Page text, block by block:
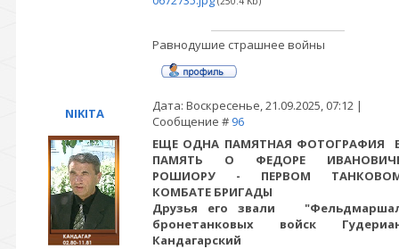
Равнодушие страшнее войны
NIKITA
Дата: Воскресенье, 21.09.2025, 07:12 |
Сообщение # 96
ЕЩЕ ОДНА ПАМЯТНАЯ ФОТОГРАФИЯ
ПАМЯТЬ О ФЕДОРЕ
РОШИОРУ - ПЕРВОМ
КОМБАТЕ БРИГАДЫ
Друзья его звали
бронетанковых войск
Кандагарский